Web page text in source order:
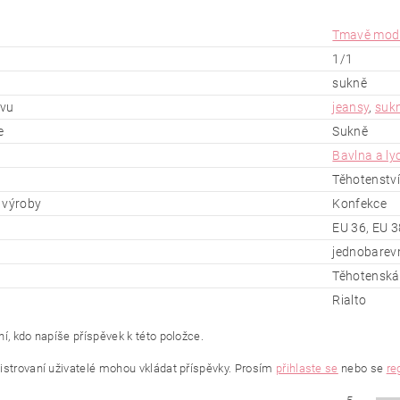
Tmavě
1/1
sukně
jeansy,
Sukně
Bavlna a
výroby
Konfekce
EU 36, EU
Rialto
kdo napíše příspěvek k této položce.
uživatelé mohou vkládat příspěvky. Prosím přihlaste se nebo se